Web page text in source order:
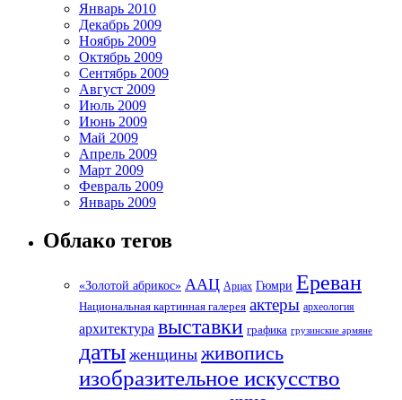
Январь 2010
Декабрь 2009
Ноябрь 2009
Октябрь 2009
Сентябрь 2009
Август 2009
Июль 2009
Июнь 2009
Май 2009
Апрель 2009
Март 2009
Февраль 2009
Январь 2009
Облако тегов
«Золотой абрикос» ААЦ Арцах Гюмри Ереван
Национальная картинная галерея актеры археология
архитектура выставки графика грузинские армяне
даты женщины живопись
изобразительное искусство